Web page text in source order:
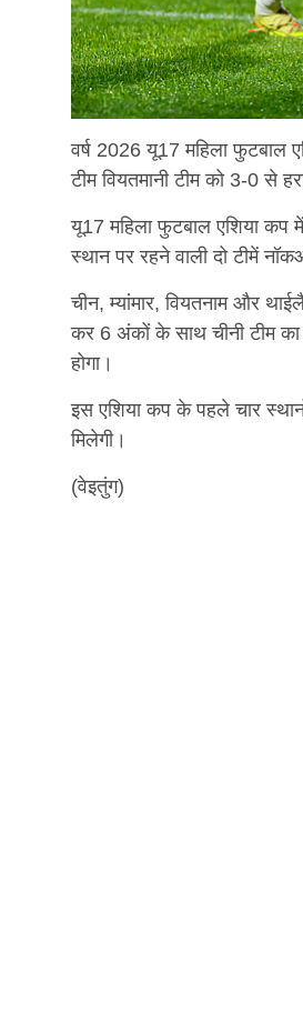
वर्ष 2026 यू17 महिला फुटबाल
टीम वियतमानी टीम को 3-0 से
यू17 महिला फुटबाल एशिया कप
स्थान पर रहने वाली दो टीमें
चीन, म्यांमार, वियतनाम और
कर 6 अंकों के साथ चीनी टीम
होगा।
इस एशिया कप के पहले चार
मिलेगी।
(वेइतुंग)